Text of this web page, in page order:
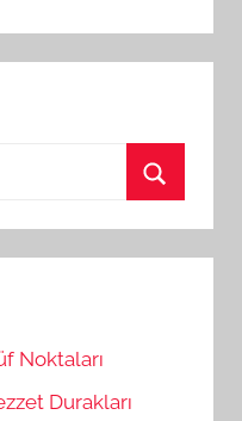
Noktaları
Durakları